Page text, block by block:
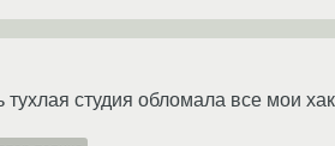
студия обломала все мои